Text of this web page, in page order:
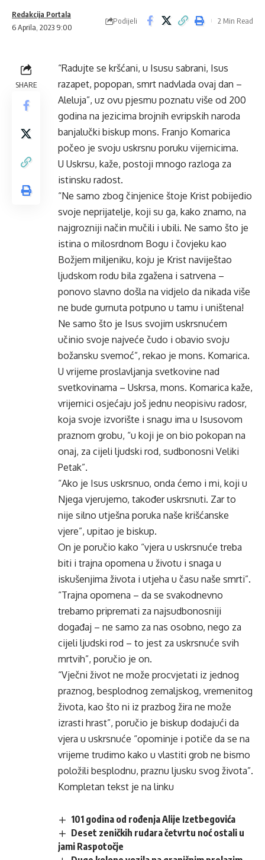
6 Aprila, 2023 9:00
Redakcija Portala
Podijeli 2 Min Read
SHARE
“Radujte se kršćani, u Isusu sabrani, Isus
razapet, popopan, smrt nadvlada ovaj dan –
Aleluja”, uz ovu pjesmu poznatu više od 200
godina na jezicima brojnih evripskih naroda
banjalučki biskup mons. Franjo Komarica
počeo je svoju uskrsnu poruku vijernicima.
U Uskrsu, kaže, postoji mnogo razloga za
istinsku radost.
“Ne samo zbog činjenice štoje Krist pobijedio
svoje neprijatelje, koji su ga, kako znamo, na
najgrozniji način mučili i ubili. Ne samo što je
istina o milosrdnom Bogu i čovjeku kao
Božjem miljeniku, koju je Krist naviještao
ljudskom rodu bila zgažena i satrvena –
ponovo slavno došla na vidjelo da nikada više
ne bude gurnuta potpuno u tamu i uništena!
Ne samo što je Isus svojim uskrsnućem
učinio svoje najveće čudo i obavio svoju
božansku svemoć”, rekao je mons. Komarica.
U vrijeme proslavljanja svetkovine nad
svetkovinama – Uskrsa, mons. Komarica kaže,
vrijernici osjećaju još jednu neopisivu radosr,
koja svoje izvorište i snagu ima u Isusovom
praznom grobu, “u koji je on bio pokopan na
onaj, za cijeli ljudski rod, sudbonosni Veliki
Petak”.
“Ako je Isus uskrsnuo, onda ćemo i mi, koji u
Njega vjerujemo, također uskrsnuti. Zar to
nije silno utješna poruka naše krišćanske
vjere”, upitao je biskup.
On je poručio kako “vjera u uskrsnuće treba
biti i trajna opomena u životu i snaga u
iskušenjima života i utjeha u času naše smrti”.
“Trajna opomena – da se svakodnevno
trebamo pripremati za najsudbonosniji
događaj – ne samo za nas osobno, nego za
cijeli ljudski rod – to jest za uskrsnuće svih
mrtvih”, poručio je on.
“Vječni život ne može procvjetati iz jednog
praznog, besplodnog zemaljskog, vremenitog
života, kao što ni iz prazbog žira ne može
izrasti hrast”, poručio je biskup dodajući da
vjera u uskrsnuće “opominje i potiče da se na
vrijeme trudimo kako u vlastiti grob ne bismo
položili besplodnu, praznu ljusku svog života”.
Kompletan tekst je na linku
101 godina od rođenja Alije Izetbegovića
Deset zeničkih rudara četvrtu noć ostali u
jami Raspotočje